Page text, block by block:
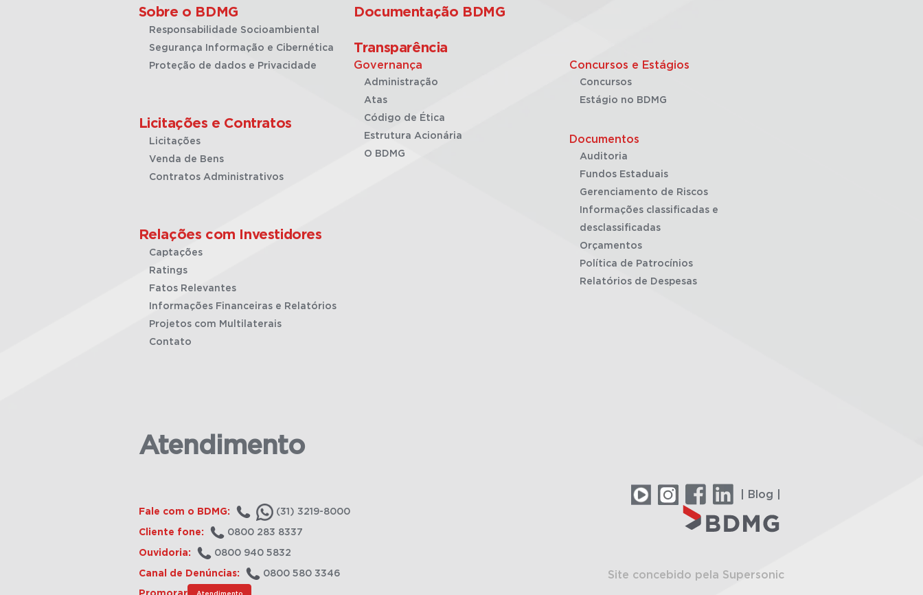
Sobre o BDMG
Responsabilidade Socioambiental
Segurança Informação e Cibernética
Proteção de dados e Privacidade
Licitações e Contratos
Licitações
Venda de Bens
Contratos Administrativos
Relações com Investidores
Captações
Ratings
Fatos Relevantes
Informações Financeiras e Relatórios
Projetos com Multilaterais
Contato
Documentação BDMG
Transparência
Governança
Administração
Atas
Código de Ética
Estrutura Acionária
O BDMG
Concursos e Estágios
Concursos
Estágio no BDMG
Documentos
Auditoria
Fundos Estaduais
Gerenciamento de Riscos
Informações classificadas e
desclassificadas
Orçamentos
Política de Patrocínios
Relatórios de Despesas
Atendimento
Fale com o BDMG: (31) 3219-8000
Cliente fone: 0800 283 8337
Ouvidoria: 0800 940 5832
Canal de Denúncias: 0800 580 3346
Atendimento
| Blog |
Site concebido pela Supersonic